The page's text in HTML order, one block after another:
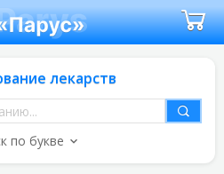
лекарств
по букве